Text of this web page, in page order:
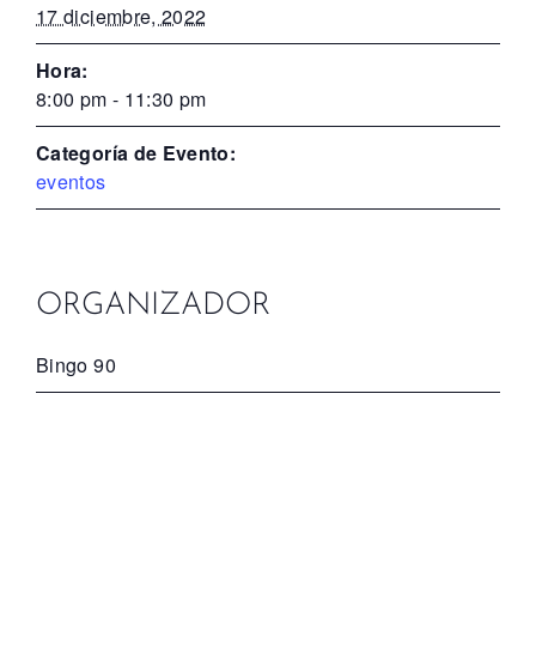
17 diciembre, 2022
Hora:
8:00 pm - 11:30 pm
Categoría de Evento:
eventos
ORGANIZADOR
Bingo 90